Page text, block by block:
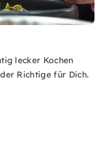
lecker Kochen
Richtige für Dich.